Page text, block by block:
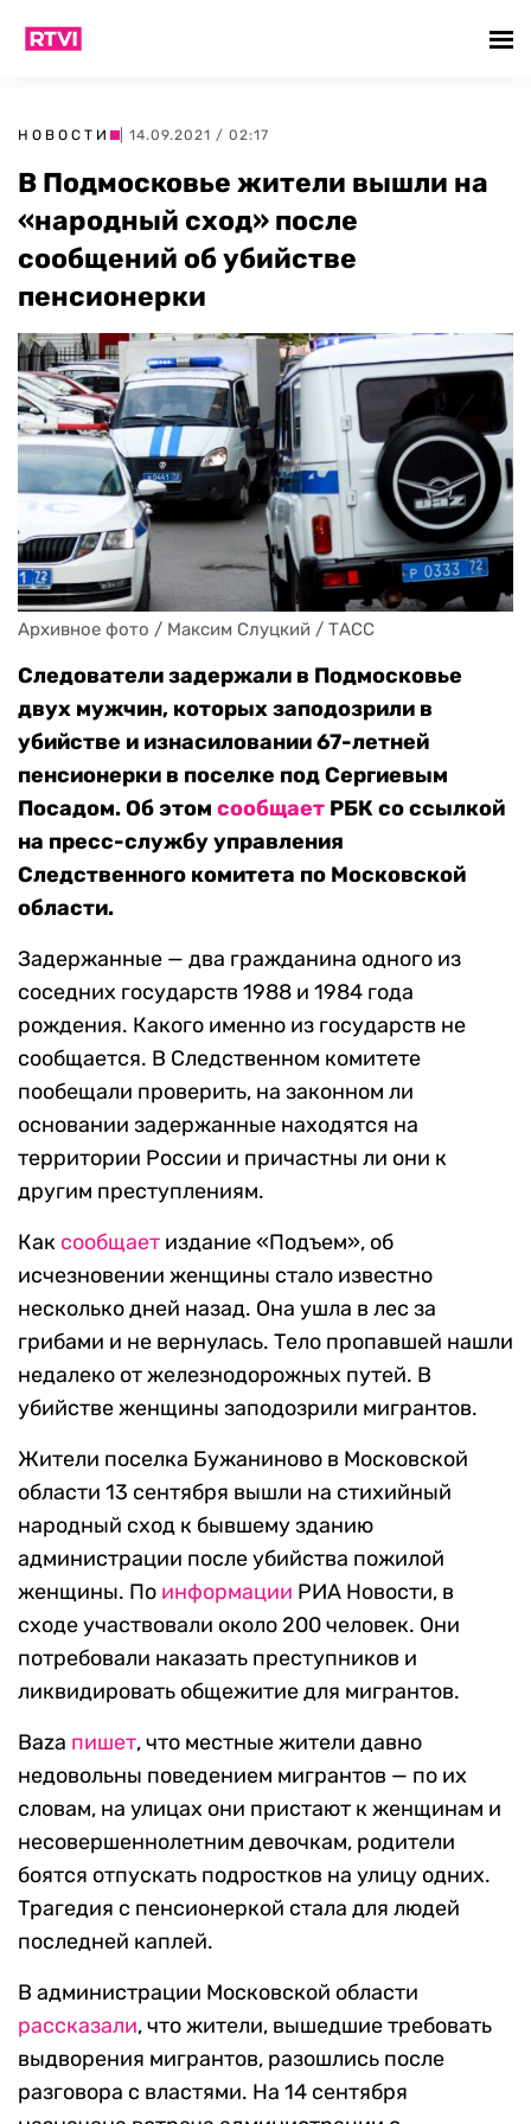
НОВОСТИ | 14.09.2021 / 02:17
В Подмосковье жители вышли на
«народный сход» после
сообщений об убийстве
пенсионерки
Архивное фото / Максим Слуцкий / ТАСС
Следователи задержали в Подмосковье
двух мужчин, которых заподозрили в
убийстве и изнасиловании 67-летней
пенсионерки в поселке под Сергиевым
Посадом. Об этом сообщает РБК со ссылкой
на пресс-службу управления
Следственного комитета по Московской
области.
Задержанные — два гражданина одного из
соседних государств 1988 и 1984 года
рождения. Какого именно из государств не
сообщается. В Следственном комитете
пообещали проверить, на законном ли
основании задержанные находятся на
территории России и причастны ли они к
другим преступлениям.
Как сообщает издание «Подъем», об
исчезновении женщины стало известно
несколько дней назад. Она ушла в лес за
грибами и не вернулась. Тело пропавшей нашли
недалеко от железнодорожных путей. В
убийстве женщины заподозрили мигрантов.
Жители поселка Бужаниново в Московской
области 13 сентября вышли на стихийный
народный сход к бывшему зданию
администрации после убийства пожилой
женщины. По информации РИА Новости, в
сходе участвовали около 200 человек. Они
потребовали наказать преступников и
ликвидировать общежитие для мигрантов.
Baza пишет, что местные жители давно
недовольны поведением мигрантов — по их
словам, на улицах они пристают к женщинам и
несовершеннолетним девочкам, родители
боятся отпускать подростков на улицу одних.
Трагедия с пенсионеркой стала для людей
последней каплей.
В администрации Московской области
рассказали, что жители, вышедшие требовать
выдворения мигрантов, разошлись после
разговора с властями. На 14 сентября